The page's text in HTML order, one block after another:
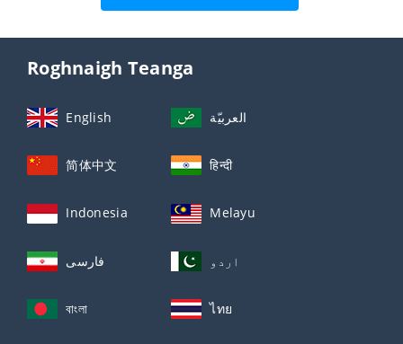
Roghnaigh Teanga
English العربيّة
简体中文 हिन्दी
Indonesia Melayu
فارسی اردو
বাংলা ไทย